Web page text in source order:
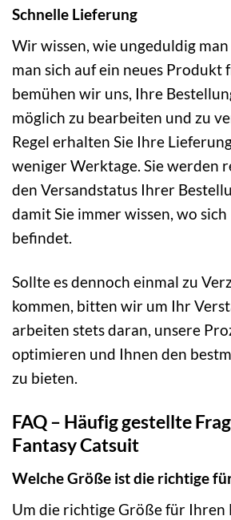
Schnelle Lieferung
Wir wissen, wie ungeduldig
man sich auf ein neues Produkt
bemühen wir uns, Ihre
möglich zu bearbeiten und zu
Regel erhalten Sie Ihre
weniger Werktage. Sie werden
den Versandstatus Ihrer
damit Sie immer wissen, wo
befindet.
Sollte es dennoch einmal zu
kommen, bitten wir um Ihr
arbeiten stets daran, unsere
optimieren und Ihnen den
zu bieten.
FAQ – Häufig gestellte
Fantasy Catsuit
Welche Größe ist die richtige
Um die richtige Größe für Ihren